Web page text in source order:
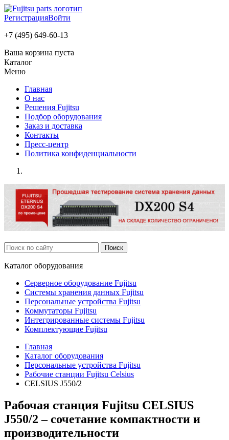
РегистрацияВойти
+7 (495) 649-60-13
Ваша корзина пуста
Каталог
Меню
Главная
О нас
Решения Fujitsu
Подбор оборудования
Заказ и доставка
Контакты
Пресс-центр
Политика конфиденциальности
Каталог оборудования
Серверное оборудование Fujitsu
Системы хранения данных Fujitsu
Персональные устройства Fujitsu
Коммутаторы Fujitsu
Интегрированные системы Fujitsu
Комплектующие Fujitsu
Главная
Каталог оборудования
Персональные устройства Fujitsu
Рабочие станции Fujitsu Celsius
CELSIUS J550/2
Рабочая станция Fujitsu CELSIUS
J550/2 – сочетание компактности и
производительности